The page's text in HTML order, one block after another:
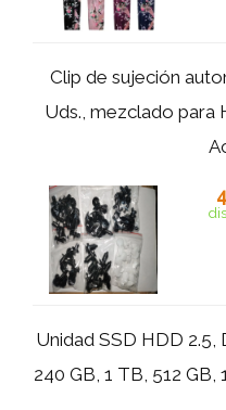
Clip de sujeción
Uds., mezclado para
Unidad SSD HDD 2.5,
240 GB, 1 TB, 512 GB,